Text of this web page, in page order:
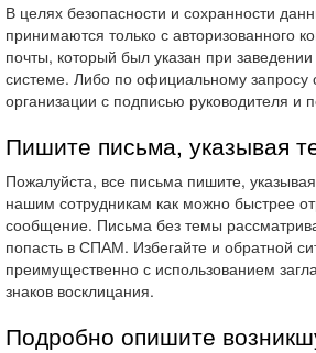
В целях безопасности и сохранности
принимаются только с авторизованного
почты, который был указан при
системе. Либо по официальному запросу
организации с подписью руководителя и
Пишите письма, указывая
Пожалуйста, все письма пишите,
нашим сотрудникам как можно быстрее
сообщение. Письма без темы
попасть в СПАМ. Избегайте и обратной
преимущественно с использованием
знаков восклицания.
Подробно опишите